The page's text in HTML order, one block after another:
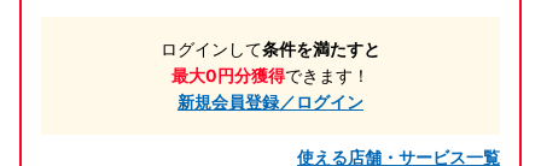
ログインして条件を満たすと
最大0円分獲得できます！
新規会員登録／ログイン
使える店舗・サービス一覧